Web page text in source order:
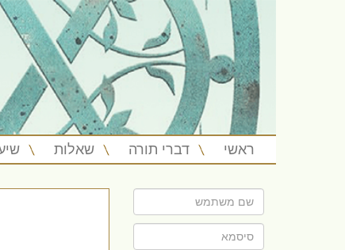
ראשי דברי תורה שאלות